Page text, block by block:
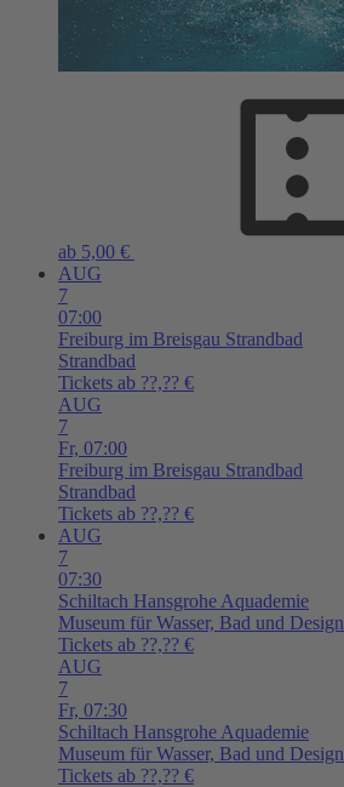
ab 5,00 €
AUG
7
07:00
Freiburg im Breisgau Strandbad
Strandbad
Tickets ab ??,?? €
AUG
7
Fr, 07:00
Freiburg im Breisgau Strandbad
Strandbad
Tickets ab ??,?? €
AUG
7
07:30
Schiltach Hansgrohe Aquademie
Museum für Wasser, Bad und Design
Tickets ab ??,?? €
AUG
7
Fr, 07:30
Schiltach Hansgrohe Aquademie
Museum für Wasser, Bad und Design
Tickets ab ??,?? €